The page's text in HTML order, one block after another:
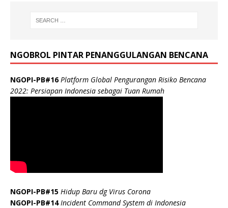
NGOBROL PINTAR PENANGGULANGAN BENCANA
NGOPI-PB#16 Platform Global Pengurangan Risiko Bencana
2022: Persiapan Indonesia sebagai Tuan Rumah
NGOPI-PB#15 Hidup Baru dg Virus Corona
NGOPI-PB#14 Incident Command System di Indonesia